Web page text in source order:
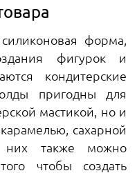
форма,
фигурок и
кондитерские
пригодны для
мастикой, но и
сахарной
также можно
чтобы создать